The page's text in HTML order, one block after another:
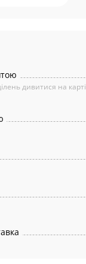
дивитися на карті